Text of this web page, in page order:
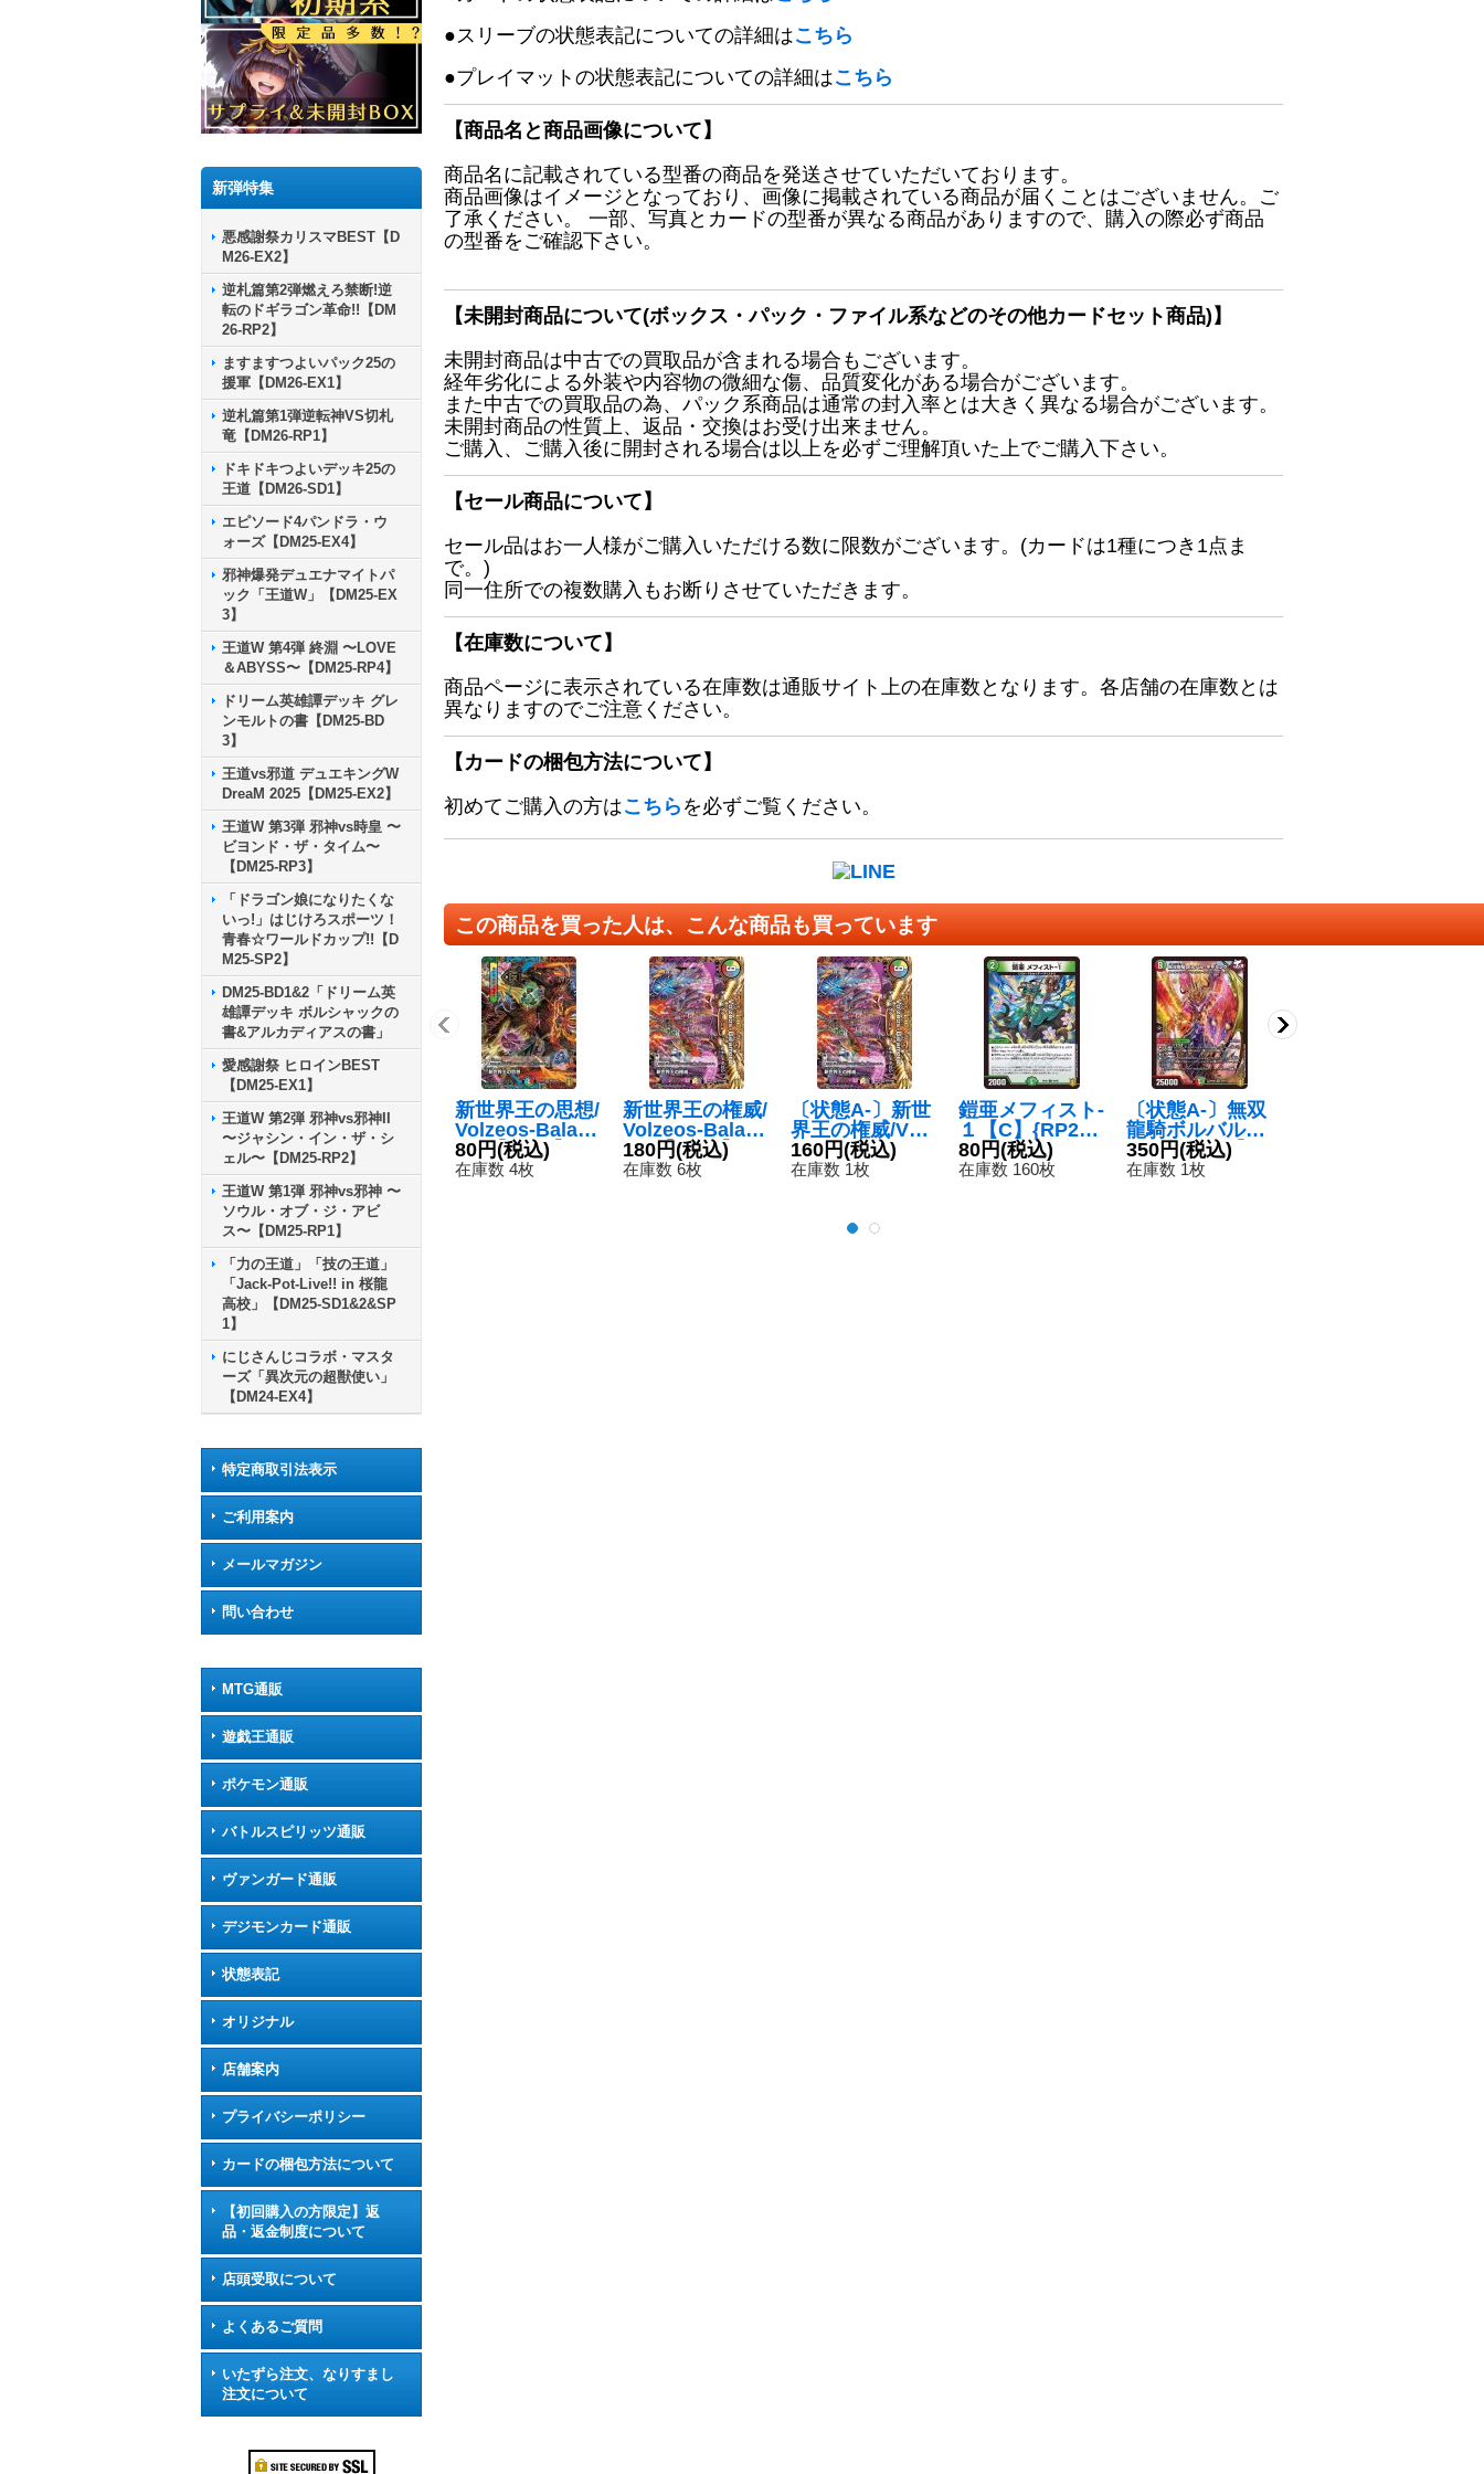
新弾特集
悪感謝祭カリスマBEST【D
M26-EX2】
逆札篇第2弾燃えろ禁断!逆
転のドギラゴン革命!!【DM
26-RP2】
ますますつよいパック25の
援軍【DM26-EX1】
逆札篇第1弾逆転神VS切札
竜【DM26-RP1】
ドキドキつよいデッキ25の
王道【DM26-SD1】
エピソード4パンドラ・ウ
ォーズ【DM25-EX4】
邪神爆発デュエナマイトパ
ック「王道W」【DM25-EX
3】
王道W 第4弾 終淵 〜LOVE
＆ABYSS〜【DM25-RP4】
ドリーム英雄譚デッキ グレ
ンモルトの書【DM25-BD
3】
王道vs邪道 デュエキングW
DreaM 2025【DM25-EX2】
王道W 第3弾 邪神vs時皇 〜
ビヨンド・ザ・タイム〜
【DM25-RP3】
「ドラゴン娘になりたくな
いっ!」はじけろスポーツ！
青春☆ワールドカップ!!【D
M25-SP2】
DM25-BD1&2「ドリーム英
雄譚デッキ ボルシャックの
書&アルカディアスの書」
愛感謝祭 ヒロインBEST
【DM25-EX1】
王道W 第2弾 邪神vs邪神II
〜ジャシン・イン・ザ・シ
ェル〜【DM25-RP2】
王道W 第1弾 邪神vs邪神 〜
ソウル・オブ・ジ・アビ
ス〜【DM25-RP1】
「力の王道」「技の王道」
「Jack-Pot-Live!! in 桜龍
高校」【DM25-SD1&2&SP
1】
にじさんじコラボ・マスタ
ーズ「異次元の超獣使い」
【DM24-EX4】
特定商取引法表示
ご利用案内
メールマガジン
問い合わせ
MTG通販
遊戯王通販
ポケモン通販
バトルスピリッツ通販
ヴァンガード通販
デジモンカード通販
状態表記
オリジナル
店舗案内
プライバシーポリシー
カードの梱包方法について
【初回購入の方限定】返
品・返金制度について
店頭受取について
よくあるご質問
いたずら注文、なりすまし
注文について
●スリーブの状態表記についての詳細はこちら
●プレイマットの状態表記についての詳細はこちら
【商品名と商品画像について】
商品名に記載されている型番の商品を発送させていただいております。
商品画像はイメージとなっており、画像に掲載されている商品が届くことはございません。ご
了承ください。 一部、写真とカードの型番が異なる商品がありますので、購入の際必ず商品
の型番をご確認下さい。
【未開封商品について(ボックス・パック・ファイル系などのその他カードセット商品)】
未開封商品は中古での買取品が含まれる場合もございます。
経年劣化による外装や内容物の微細な傷、品質変化がある場合がございます。
また中古での買取品の為、パック系商品は通常の封入率とは大きく異なる場合がございます。
未開封商品の性質上、返品・交換はお受け出来ません。
ご購入、ご購入後に開封される場合は以上を必ずご理解頂いた上でご購入下さい。
【セール商品について】
セール品はお一人様がご購入いただける数に限数がございます。(カードは1種につき1点ま
で。)
同一住所での複数購入もお断りさせていただきます。
【在庫数について】
商品ページに表示されている在庫数は通販サイト上の在庫数となります。各店舗の在庫数とは
異なりますのでご注意ください。
【カードの梱包方法について】
初めてご購入の方はこちら を必ずご覧ください。
この商品を買った人は、こんな商品も買っています
新世界王の思想/
Volzeos-Balam
ord【KGM】{(1
枚)RP20KM4/K
80円(税込)
在庫数 4枚
新世界王の権威/
Volzeos-Balam
ord【KGM】{(1
枚)RP20KM3/K
180円(税込)
在庫数 6枚
〔状態A-〕新世
界王の権威/Volz
eos-Balamord
【KGM】{(1枚)
160円(税込)
在庫数 1枚
鎧亜メフィスト-
１【C】{RP208
9/95}《自然》
80円(税込)
在庫数 160枚
〔状態A-〕無双
龍騎ボルバル・
モモキング【S
R】{RP20S8/S1
350円(税込)
在庫数 1枚